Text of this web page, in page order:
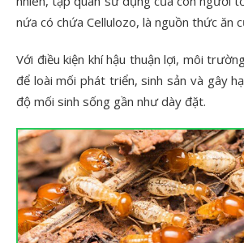
nứa có chứa Cellulozo, là nguồn thức ăn
Với điều kiện khí hậu thuận lợi, môi
để loài mối phát triển, sinh sản và gây
độ mối sinh sống gần như dày đặt.